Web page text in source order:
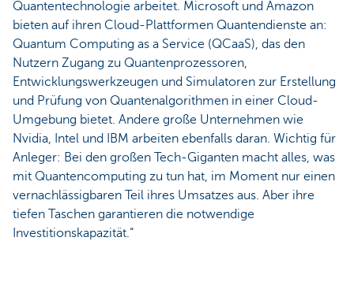
Quantentechnologie arbeitet. Microsoft und Amazon
bieten auf ihren Cloud-Plattformen Quantendienste an:
Quantum Computing as a Service (QCaaS), das den
Nutzern Zugang zu Quantenprozessoren,
Entwicklungswerkzeugen und Simulatoren zur Erstellung
und Prüfung von Quantenalgorithmen in einer Cloud-
Umgebung bietet. Andere große Unternehmen wie
Nvidia, Intel und IBM arbeiten ebenfalls daran. Wichtig für
Anleger: Bei den großen Tech-Giganten macht alles, was
mit Quantencomputing zu tun hat, im Moment nur einen
vernachlässigbaren Teil ihres Umsatzes aus. Aber ihre
tiefen Taschen garantieren die notwendige
Investitionskapazität.“